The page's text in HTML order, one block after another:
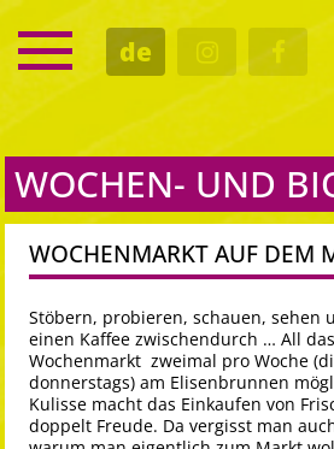
de
SERVICE
TERMINE
KULTUR
GASTRO
WOCHEN- UND
WOCHENMARKT AUF DEM
Stöbern, probieren, schauen, sehen
einen Kaffee zwischendurch … All
Wochenmarkt zweimal pro Woche
donnerstags) am Elisenbrunnen
Kulisse macht das Einkaufen von
doppelt Freude. Da vergisst man